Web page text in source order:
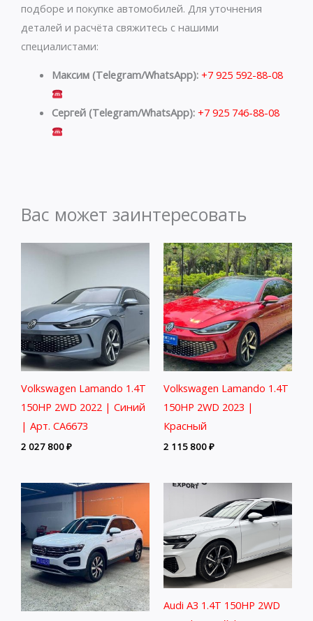
подборе и покупке автомобилей. Для уточнения
деталей и расчёта свяжитесь с нашими
специалистами:
Максим (Telegram/WhatsApp): +7 925 592-88-08
Сергей (Telegram/WhatsApp): +7 925 746-88-08
Вас может заинтересовать
Volkswagen Lamando 1.4T
150HP 2WD 2022 | Синий
| Арт. CA6673
2 027 800₽
Volkswagen Lamando 1.4T
150HP 2WD 2023 |
Красный
2 115 800₽
Audi A3 1.4T 150HP 2WD